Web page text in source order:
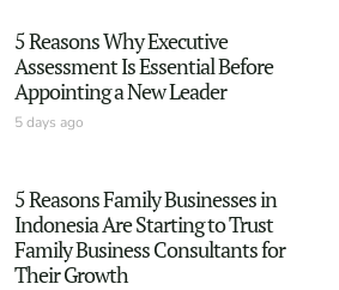
5 Reasons Why Executive
Assessment Is Essential Before
Appointing a New Leader
5 days ago
5 Reasons Family Businesses in
Indonesia Are Starting to Trust
Family Business Consultants for
Their Growth